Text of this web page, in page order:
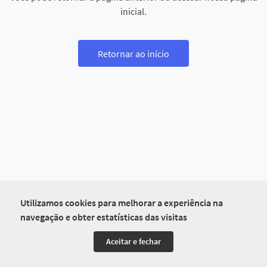
Utilizamos cookies para melhorar a experiência na
navegação e obter estatísticas das visitas
Aceitar e fechar
inicial.
Retornar ao início